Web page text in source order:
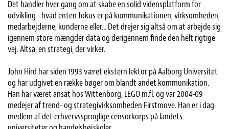
Det handler hver gang om at skabe en solid vidensplatform for
udvikling - hvad enten fokus er på kommunikationen, virksomheden,
medarbejderne, kunderne eller... Det drejer sig altså om at arbejde sig
igennem store mængder data og derigennem finde den helt rigtige
vej. Altså, en strategi, der virker.
John Hird har siden 1993 været ekstern lektor på Aalborg Universitet
og har udgivet en række bøger om blandt andet kommunikation.
Han har været ansat hos Wittenborg, LEGO m.fl. og var 2004-09
medejer af trend- og strategivirksomheden Firstmove. Han er i dag
medlem af det erhvervssproglige censorkorps på landets